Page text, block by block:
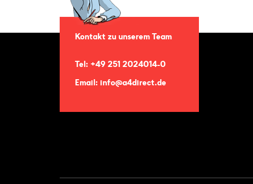
Kontakt zu unserem Team
Tel: +49 251 2024014-0
Email: info@a4direct.de